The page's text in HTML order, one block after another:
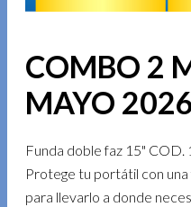
COMBO 2
MAYO
Funda doble faz 15" COD.
Protege tu portátil con
para llevarlo a donde